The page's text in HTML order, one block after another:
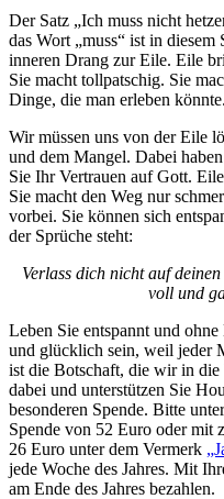
Der Satz „Ich muss nicht
das Wort „muss“ ist in
inneren Drang zur Eile. Eile
Sie macht tollpatschig. Sie
Dinge, die man erleben könnte.
Wir müssen uns von der Eile
und dem Mangel. Dabei
Sie Ihr Vertrauen auf Gott.
Sie macht den Weg nur
vorbei. Sie können sich
der Sprüche steht:
Verlass dich nicht auf
voll und
Leben Sie entspannt und
und glücklich sein, weil jeder
ist die Botschaft, die wir in
dabei und unterstützen Sie
besonderen Spende. Bitte
Spende von 52 Euro oder mit
26 Euro unter dem Vermerk
jede Woche des Jahres. Mit
am Ende des Jahres bezahlen.